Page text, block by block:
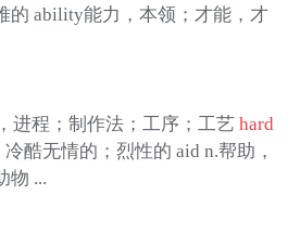
的 ability能力，本领；才能，才
进程；制作法；工序；工艺 hard
冷酷无情的；烈性的 aid n.帮助，
物 ...